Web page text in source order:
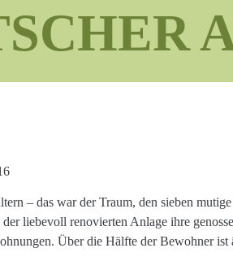
– das war der Traum, den sieben
liebevoll renovierten Anlage ihre
Über die Hälfte der Bewohner ist